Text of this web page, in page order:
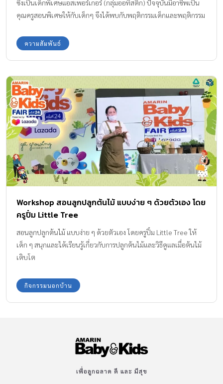
ซึ่งเป็นเด็กพิเศษแอสเพอร์เกอร์ (กลุ่มออทิสติก) ปัจจุบันมีอาชีพเป็น
คุณครูสอนพิเศษให้กับเด็กๆ จึงได้พบกับพฤติกรรมเด็กและพฤติกรรม
ปัญหาใหญ่ที่พ่อแม่ทำให้ลูกกลายเป็นเด็กมีปัญหาโดยไม่รู้ตัว
ความสัมพันธ์
Workshop สอนลูกปลูกต้นไม้ แบบง่าย ๆ ด้วยตัวเอง โดย
ครูปิ๋ม Little Tree
สอนลูกปลูกต้นไม้ แบบง่าย ๆ ด้วยตัวเอง โดยครูปิ๋ม Little Tree ให้
เด็ก ๆ สนุกและได้เรียนรู้เกี่ยวกับการปลูกต้นไม้และวิธีดูแลเมื่อต้นไม้
เติบโต
กิจกรรมนอกบ้าน
เพื่อลูกฉลาด ดี และ มีสุข